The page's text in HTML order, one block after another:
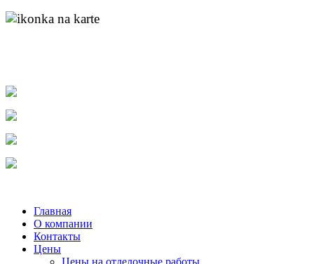
Главная
О компании
Контакты
Цены
Цены на отделочные работы